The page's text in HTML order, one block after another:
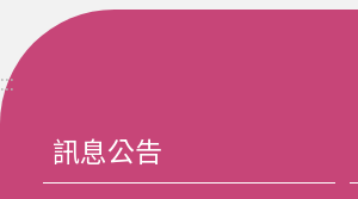
:::
訊息公告